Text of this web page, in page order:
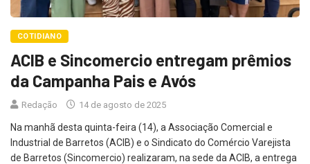
COTIDIANO
ACIB e Sincomercio entregam prêmios
da Campanha Pais e Avós
Redação 14 de agosto de 2025
Na manhã desta quinta-feira (14), a Associação Comercial e
Industrial de Barretos (ACIB) e o Sindicato do Comércio Varejista
de Barretos (Sincomercio) realizaram, na sede da ACIB, a entrega